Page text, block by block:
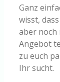
Ganz
wisst,
aber noch
Angebot
zu euch
Ihr sucht.